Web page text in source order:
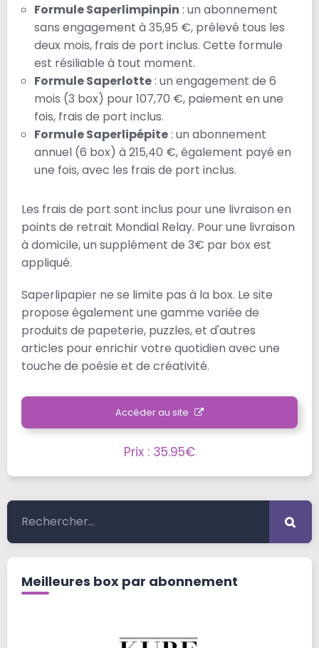
Formule Saperlimpinpin : un abonnement
sans engagement à 35,95 €, prélevé tous les
deux mois, frais de port inclus. Cette formule
est résiliable à tout moment.
Formule Saperlotte: un engagement de 6
mois (3 box) pour 107,70 €, paiement en une
fois, frais de port inclus.
Formule Saperlipépite: un abonnement
annuel (6 box) à 215,40 €, également payé en
une fois, avec les frais de port inclus.
Les frais de port sont inclus pour une livraison en
points de retrait Mondial Relay. Pour une livraison
à domicile, un supplément de 3€ par box est
appliqué.
Saperlipapier ne se limite pas à la box. Le site
propose également une gamme variée de
produits de papeterie, puzzles, et d'autres
articles pour enrichir votre quotidien avec une
touche de poésie et de créativité.
Accéder au site
Prix : 35.95€
Meilleures box par abonnement